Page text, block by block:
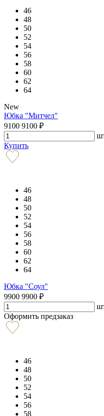
46
48
50
52
54
56
58
60
62
64
New
Юбка "Митчел"
9100 9100 ₽
Купить
46
48
50
52
54
56
58
60
62
64
Юбка "Соул"
9900 9900 ₽
Оформить предзаказ
46
48
50
52
54
56
58